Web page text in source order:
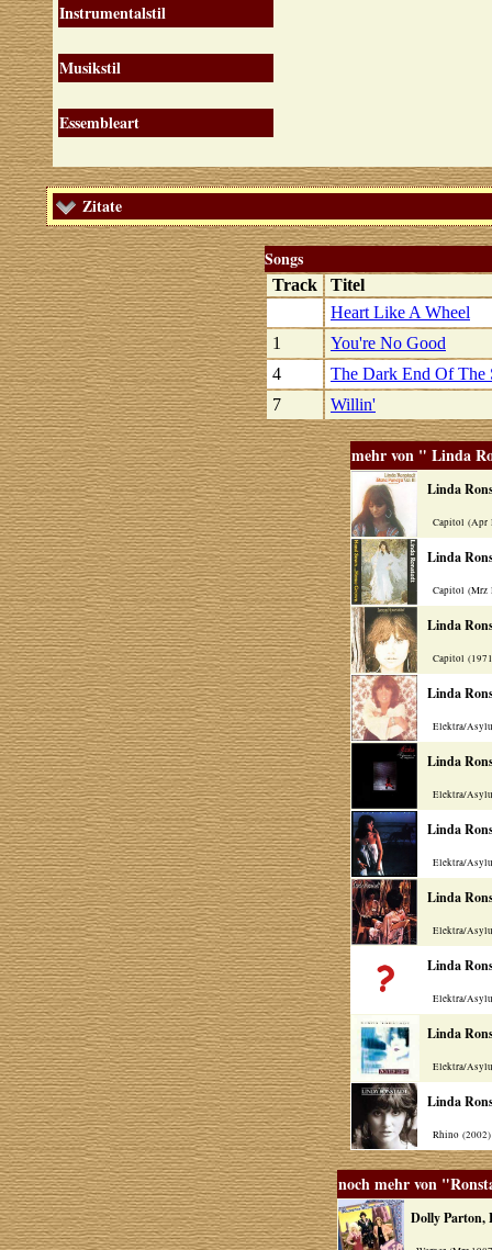
Instrumentalstil
Musikstil
Essembleart
Zitate
Songs
Track
Titel
Heart Like A Wheel
1
You're No Good
4
The Dark End Of The
7
Willin'
mehr von " Linda
Linda
Capitol (Apr
Linda
Capitol (Mrz
Linda
Capitol
Linda
Elektra/
Linda
Elektra/
Linda
Elektra/
Linda
Elektra/
Linda
Elektra/
Linda
Elektra/
Linda
Rhino
noch mehr von
Dolly